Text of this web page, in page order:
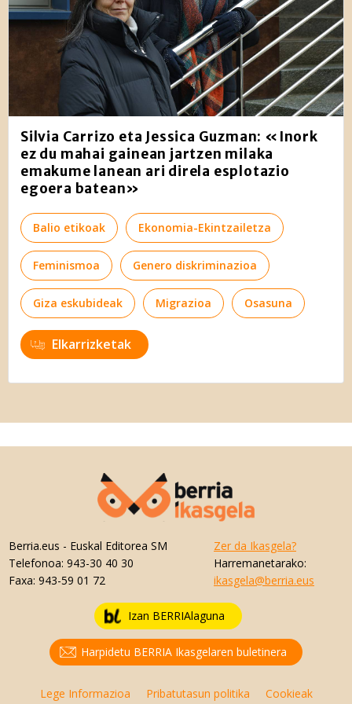
Silvia Carrizo eta Jessica Guzman: «Inork
ez du mahai gainean jartzen milaka
emakume lanean ari direla esplotazio
egoera batean»
Balio etikoak Ekonomia-Ekintzailetza
Feminismoa Genero diskriminazioa
Giza eskubideak Migrazioa Osasuna
Elkarrizketak
Berria.eus - Euskal Editorea SM
Telefonoa: 943-30 40 30
Faxa: 943-59 01 72
Zer da Ikasgela?
Harremanetarako:
ikasgela@berria.eus
Izan BERRIAlaguna
Harpidetu BERRIA Ikasgelaren buletinera
Lege Informazioa Pribatutasun politika Cookieak